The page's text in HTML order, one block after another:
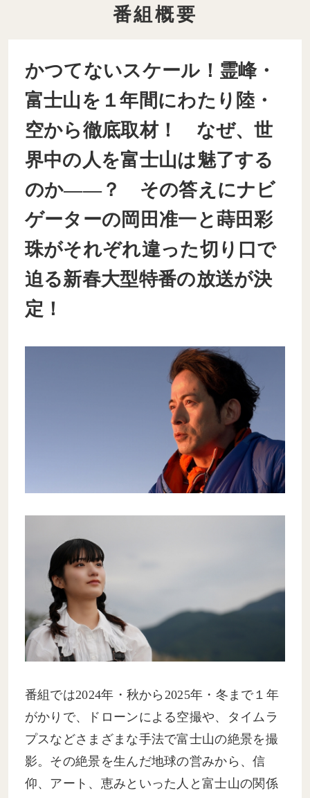
番組概要
かつてないスケール！霊峰・
富士山を１年間にわたり陸・
空から徹底取材！ なぜ、世
界中の人を富士山は魅了する
のか――？ その答えにナビ
ゲーターの岡田准一と蒔田彩
珠がそれぞれ違った切り口で
迫る新春大型特番の放送が決
定！
番組では2024年・秋から2025年・冬まで１年
がかりで、ドローンによる空撮や、タイムラ
プスなどさまざまな手法で富士山の絶景を撮
影。その絶景を生んだ地球の営みから、信
仰、アート、恵みといった人と富士山の関係